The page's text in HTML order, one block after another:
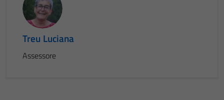
Treu Luciana
Assessore